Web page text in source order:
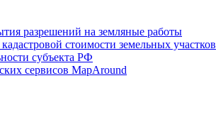
разрешений на земляные работы
стоимости земельных участков
субъекта РФ
сервисов MapAround